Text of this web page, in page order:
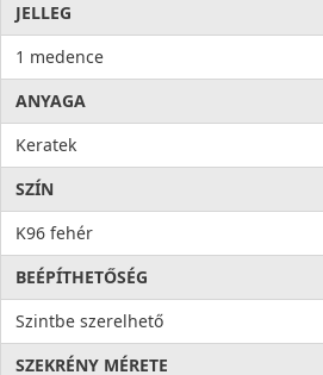
JELLEG
1 medence
ANYAGA
Keratek
SZÍN
K96 fehér
BEÉPÍTHETŐSÉG
Szintbe szerelhető
SZEKRÉNY MÉRETE